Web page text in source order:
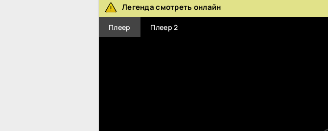
Легенда смотреть онлайн
Плеер Плеер 2